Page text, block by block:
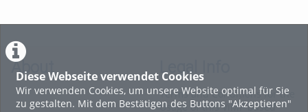
Diese Webseite verwendet Cookies
Wir verwenden Cookies, um unsere Website optimal für Sie
zu gestalten. Mit dem Bestätigen des Buttons "Akzeptieren"
About Legal Info
Terms and Conditions for the
Usage of this ViMP based